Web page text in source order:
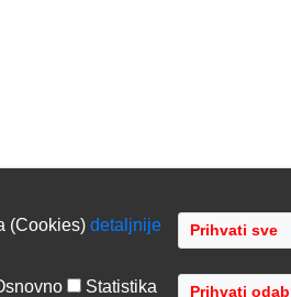
(Cookies) detaljnije
Statistika